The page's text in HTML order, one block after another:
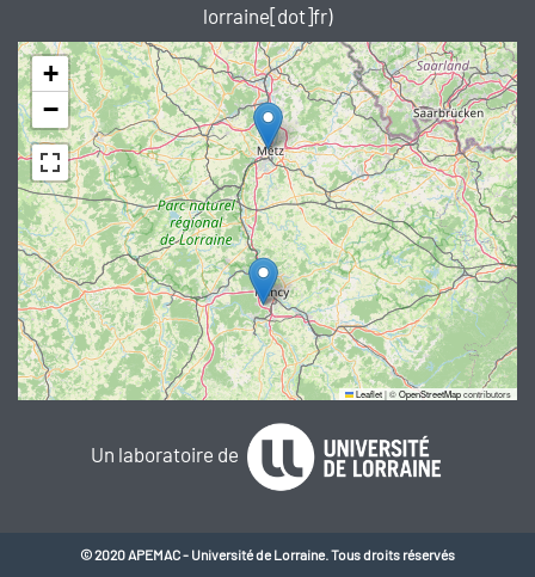
lorraine[dot]fr)
+
−
Leaflet|©OpenStreetMapcontributors
Un laboratoire de
© 2020 APEMAC - Université de Lorraine. Tous droits réservés